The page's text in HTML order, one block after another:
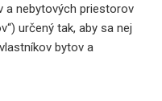
a nebytových priestorov
určený tak, aby sa nej
bytov a